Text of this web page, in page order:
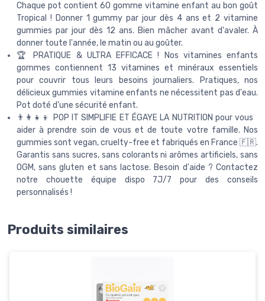
Chaque pot contient 60 gomme vitamine enfant au bon goût
Tropical ! Donner 1 gummy par jour dès 4 ans et 2 vitamine
gummies par jour dès 12 ans. Bien mâcher avant d'avaler. À
donner toute l'année, le matin ou au goûter.
🏆 PRATIQUE & ULTRA EFFICACE ! Nos vitamines enfants
gommes contiennent 13 vitamines et minéraux essentiels
pour couvrir tous leurs besoins journaliers. Pratiques, nos
délicieux gummies vitamine enfants ne nécessitent pas d'eau.
Pot doté d'une sécurité enfant.
👨‍👩‍👧‍👦 POP IT SIMPLIFIE ET ÉGAYE LA NUTRITION pour vous
aider à prendre soin de vous et de toute votre famille. Nos
gummies sont vegan, cruelty-free et fabriqués en France 🇫🇷.
Garantis sans sucres, sans colorants ni arômes artificiels, sans
OGM, sans gluten et sans lactose. Besoin d'aide ? Contactez
notre chouette équipe dispo 7J/7 pour des conseils
personnalisés !
Produits similaires